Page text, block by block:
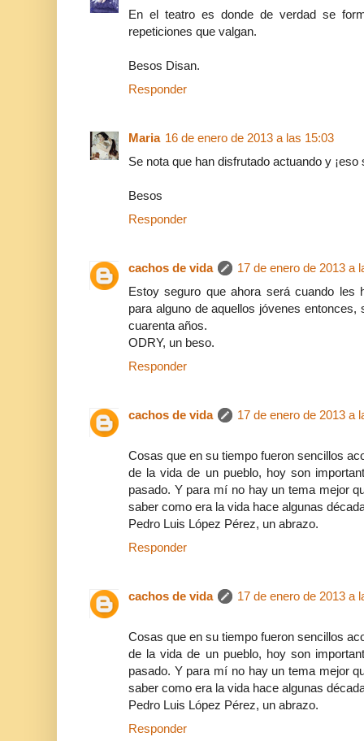
En el teatro es donde de verdad se
repeticiones que valgan.
Besos Disan.
Responder
Maria 16 de enero de 2013 a las 15:03
Se nota que han disfrutado actuando y ¡eso
Besos
Responder
cachos de vida
17 de enero de 2013 a
Estoy seguro que ahora será cuando les
para alguno de aquellos jóvenes
cuarenta años.
ODRY, un beso.
Responder
cachos de vida 17 de enero de 2013 a
Cosas que en su tiempo fueron sencillos
de la vida de un pueblo, hoy son
pasado. Y para mí no hay un tema mejor
saber como era la vida hace algunas
Pedro Luis López Pérez, un abrazo.
Responder
cachos de vida 17 de enero de 2013 a
Cosas que en su tiempo fueron sencillos
de la vida de un pueblo, hoy son
pasado. Y para mí no hay un tema mejor
saber como era la vida hace algunas
Pedro Luis López Pérez, un abrazo.
Responder